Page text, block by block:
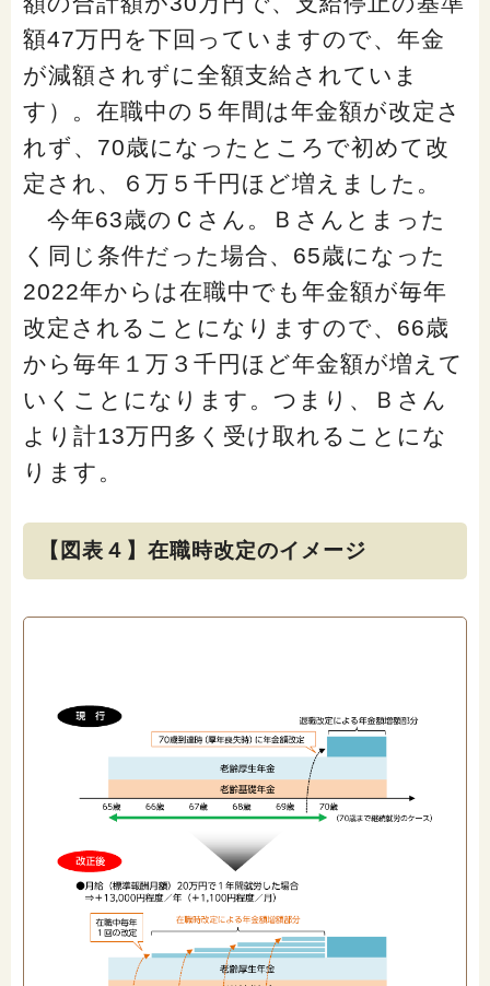
閉じる
額47万円を下回っていますので、年金
が減額されずに全額支給されていま
す）。在職中の５年間は年金額が改定さ
れず、70歳になったところで初めて改
定され、６万５千円ほど増えました。
今年63歳のＣさん。Ｂさんとまった
く同じ条件だった場合、65歳になった
2022年からは在職中でも年金額が毎年
改定されることになりますので、66歳
から毎年１万３千円ほど年金額が増えて
いくことになります。つまり、Ｂさん
より計13万円多く受け取れることにな
ります。
【図表４】在職時改定のイメージ